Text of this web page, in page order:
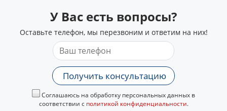
У Вас есть вопросы?
Оставьте телефон, мы перезвоним и ответим на них!
Получить консультацию
Соглашаюсь на обработку персональных данных в
соответствии с политикой конфиденциальности.